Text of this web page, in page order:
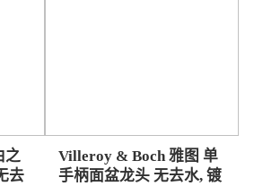
之
去
Villeroy & Boch 雅图 单
手柄面盆龙头 无去水, 镀